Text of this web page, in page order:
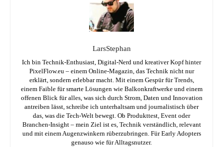
LarsStephan
Ich bin Technik-Enthusiast, Digital-Nerd und kreativer Kopf hinter
PixelFlow.eu – einem Online-Magazin, das Technik nicht nur
erklärt, sondern erlebbar macht. Mit einem Gespür für Trends,
einem Faible für smarte Lösungen wie Balkonkraftwerke und einem
offenen Blick für alles, was sich durch Strom, Daten und Innovation
antreiben lässt, schreibe ich unterhaltsam und journalistisch über
das, was die Tech-Welt bewegt. Ob Produkttest, Event oder
Branchen-Insight – mein Ziel ist es, Technik verständlich, relevant
und mit einem Augenzwinkern rüberzubringen. Für Early Adopters
genauso wie für Alltagsnutzer.